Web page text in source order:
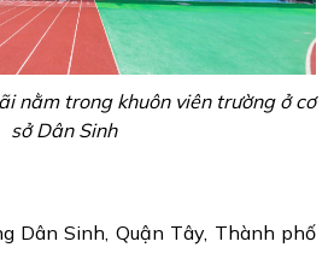
nằm trong khuôn viên trường ở cơ
sở Dân Sinh
Dân Sinh, Quận Tây, Thành phố